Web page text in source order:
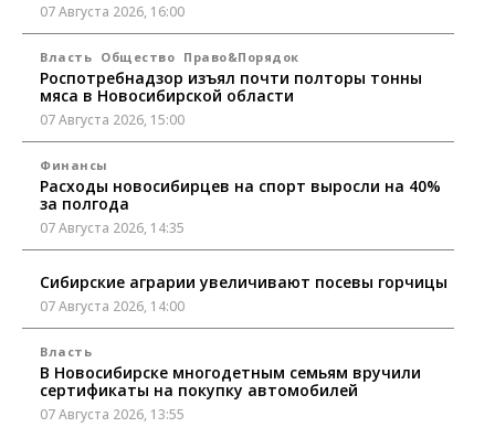
07 Августа 2026, 16:00
Власть Общество Право&Порядок
Роспотребнадзор изъял почти полторы тонны
мяса в Новосибирской области
07 Августа 2026, 15:00
Финансы
Расходы новосибирцев на спорт выросли на 40%
за полгода
07 Августа 2026, 14:35
Сибирские аграрии увеличивают посевы горчицы
07 Августа 2026, 14:00
Власть
В Новосибирске многодетным семьям вручили
сертификаты на покупку автомобилей
07 Августа 2026, 13:55